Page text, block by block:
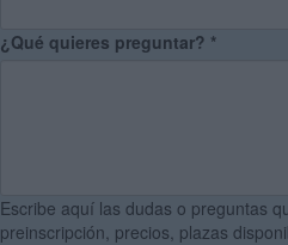
¿Qué quieres preguntar? *
Escribe aquí las dudas o preguntas
preinscripción, precios, plazas